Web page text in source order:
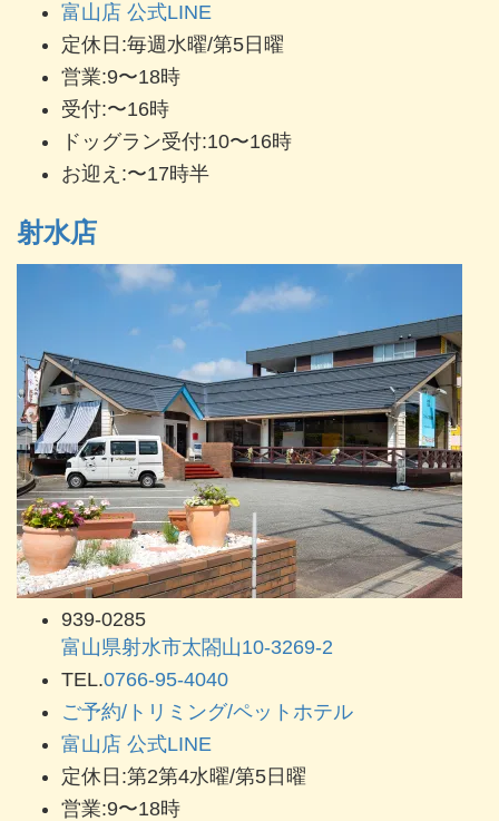
富山店 公式LINE
定休日:毎週水曜/第5日曜
営業:9〜18時
受付:〜16時
ドッグラン受付:10〜16時
お迎え:〜17時半
射水店
939-0285
富山県射水市太閤山10-3269-2
TEL.0766-95-4040
ご予約/トリミング/ペットホテル
富山店 公式LINE
定休日:第2第4水曜/第5日曜
営業:9〜18時